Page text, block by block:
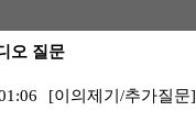
오 질문
[이의제기/추가질문]